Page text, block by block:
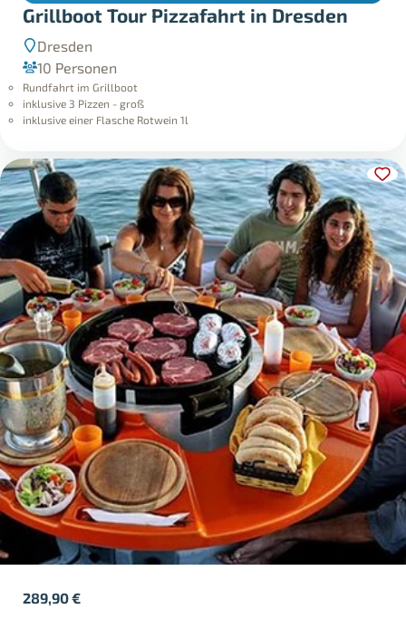
Grillboot Tour Pizzafahrt in Dresden
Dresden
10 Personen
Rundfahrt im Grillboot
inklusive 3 Pizzen - groß
inklusive einer Flasche Rotwein 1l
289,90€